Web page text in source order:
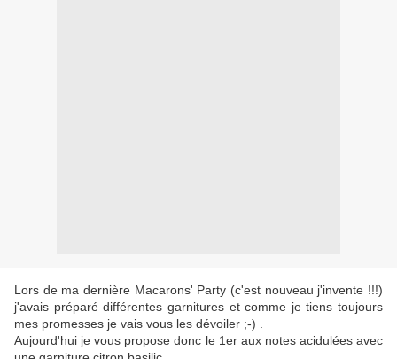
Lors de ma dernière Macarons' Party (c'est nouveau j'invente !!!)
j'avais préparé différentes garnitures et comme je tiens toujours
mes promesses je vais vous les dévoiler ;-) .
Aujourd'hui je vous propose donc le 1er aux notes acidulées avec